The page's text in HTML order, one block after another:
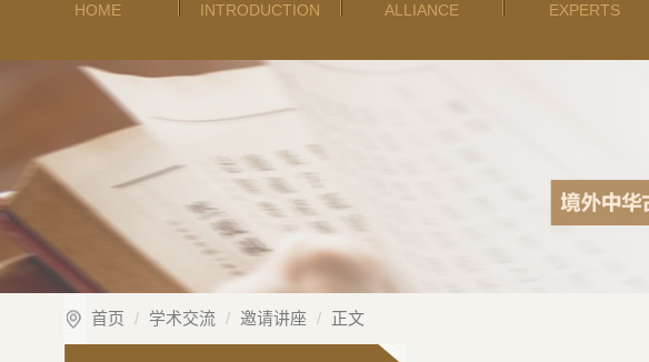
HOME INTRODUCTION ALLIANCE EXPERTS
首页 学术交流 邀请讲座 正文